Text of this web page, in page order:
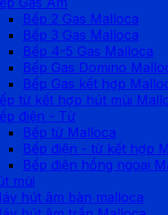
Bếp 2 Gas Malloca
Bếp 3 Gas Malloca
Bếp 4-5 Gas Malloca
Bếp Gas Domino
Bếp Gas kết hợp
từ kết hợp hút mùi
điện - Từ
Bếp từ Malloca
Bếp điện - từ kết hợp
Bếp điện hồng ngoại
mùi
hút âm bàn malloca